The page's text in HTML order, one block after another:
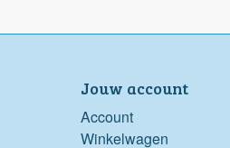
Jouw account
Account
Winkelwagen